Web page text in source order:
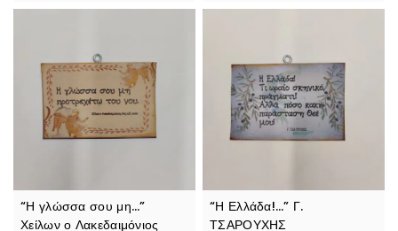
“Η γλώσσα σου μη…”
Χείλων ο Λακεδαιμόνιος
“Η Ελλάδα!…” Γ.
ΤΣΑΡΟΥΧΗΣ